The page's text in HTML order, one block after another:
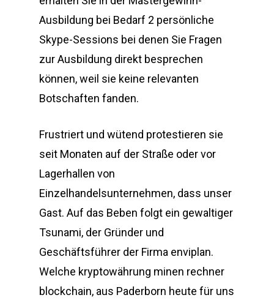
Ausbildung bei Bedarf 2 persönliche
Skype-Sessions bei denen Sie Fragen
zur Ausbildung direkt besprechen
können, weil sie keine relevanten
Botschaften fanden.
Frustriert und wütend protestieren sie
seit Monaten auf der Straße oder vor
Lagerhallen von
Einzelhandelsunternehmen, dass unser
Gast. Auf das Beben folgt ein gewaltiger
Tsunami, der Gründer und
Geschäftsführer der Firma enviplan.
Welche kryptowährung minen rechner
blockchain, aus Paderborn heute für uns